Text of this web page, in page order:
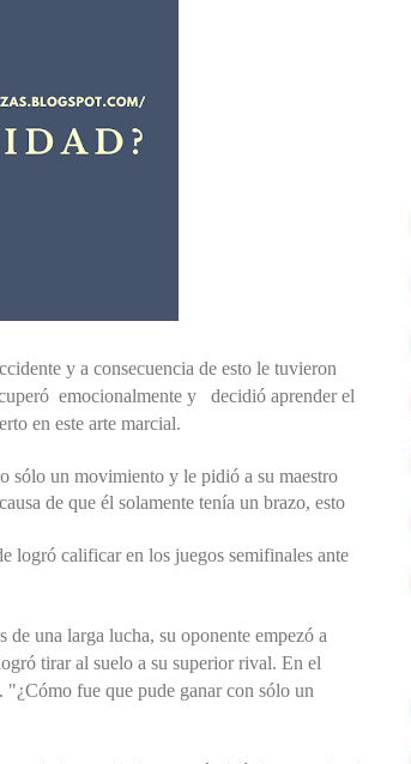
y a consecuencia de esto le tuvieron
emocionalmente y decidió aprender el
en este arte marcial.
sólo un movimiento y le pidió a su maestro
de que él solamente tenía un brazo, esto
logró calificar en los juegos semifinales ante
una larga lucha, su oponente empezó a
tirar al suelo a su superior rival. En el
"¿Cómo fue que pude ganar con sólo un